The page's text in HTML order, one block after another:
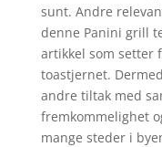
sunt. Andre
denne Panini grill
artikkel som setter
toastjernet.
andre tiltak med
fremkommelighet
mange steder i